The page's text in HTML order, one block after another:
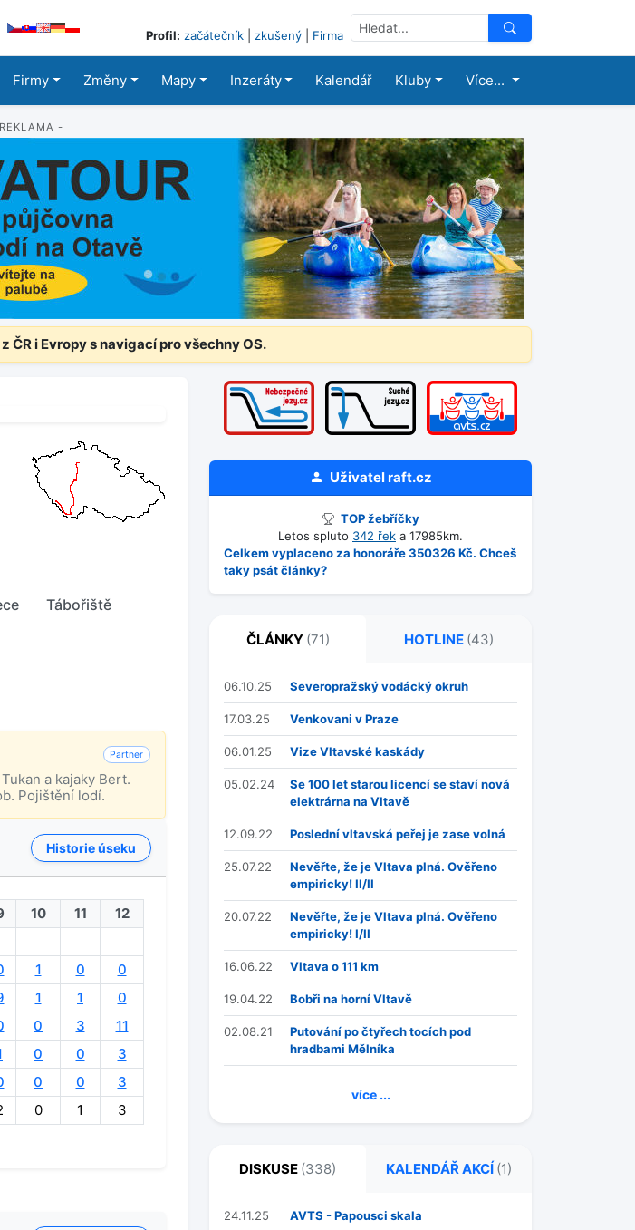
Profil: začátečník zkušený Firma
Firmy Změny Mapy Inzeráty Kalendář Kluby Více...
-
ČR i Evropy s navigací pro všechny OS.
Tábořiště
Partner
a kajaky Bert.
Pojištění lodí.
Historie úseku
10 11
12
1 0
0
1 1
0
0 3
11
0 0
3
0 0
3
0 1 3
Uživatelraft.cz
TOP žebříčky
Letos spluto 342 řek a 17985km.
Celkem vyplaceno za honoráře 350326 Kč. Chceš
taky psát články?
ČLÁNKY (71) HOTLINE (43)
06.10.25 Severopražský vodácký okruh
17.03.25 Venkovani v Praze
06.01.25 Vize Vltavské kaskády
05.02.24
Se 100 let starou licencí se staví nová
elektrárna na Vltavě
12.09.22 Poslední vltavská peřej je zase volná
25.07.22
Nevěřte, že je Vltava plná. Ověřeno
empiricky! II/II
20.07.22
Nevěřte, že je Vltava plná. Ověřeno
empiricky! I/II
16.06.22 Vltava o 111 km
19.04.22 Bobři na horní Vltavě
02.08.21
Putování po čtyřech tocích pod
hradbami Mělníka
více ...
DISKUSE (338) KALENDÁŘ AKCÍ (1)
24.11.25 AVTS - Papousci skala